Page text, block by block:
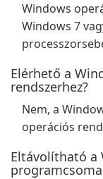
Windows
Windows 7
Elérhető a
rendszerhez?
Nem, a
operációs
Eltávolítható a